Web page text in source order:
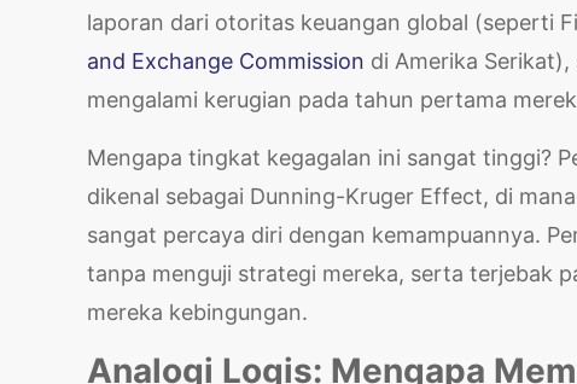
laporan dari otoritas keuangan global (seperti
and Exchange Commission di Amerika
mengalami kerugian pada tahun pertama
Mengapa tingkat kegagalan ini sangat tinggi?
dikenal sebagai Dunning-Kruger Effect, di
sangat percaya diri dengan kemampuannya.
tanpa menguji strategi mereka, serta terjebak
mereka kebingungan.
Analogi Logis: Mengapa